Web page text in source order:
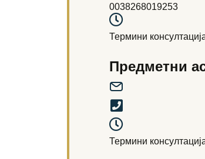
0038268019253
Термини
Предметни
Термини